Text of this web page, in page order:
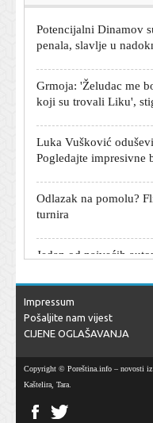
penala, slavlje u
koji su trovali Liku',
Pogledajte impresivne
turnira
upravo je doživio šok
Kad vam se ne da
Isprobajte genijalan
pola sata
Harry Kane donio
je već spremna
Impressum
Pošaljite nam vijest
CIJENE OGLAŠAVANJA
Copyright © Poreština.info – novosti iz
Kaštelira, Tara.